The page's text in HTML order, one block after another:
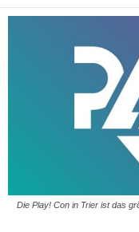
Die Play! Con in Trier ist das